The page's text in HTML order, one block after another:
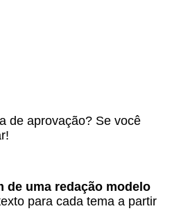
de aprovação? Se você
de uma redação modelo
para cada tema a partir